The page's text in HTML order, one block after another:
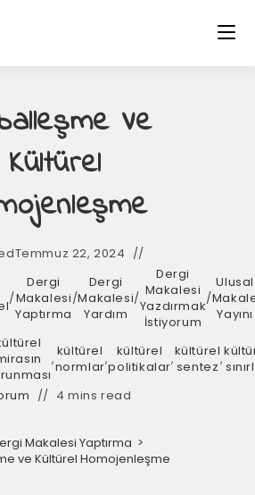
Ve
Kültürel
Temmuz 22, 2024
/
Dergi
Makalesi
Yaptırma
/
Dergi
Makalesi
Yardım
/
Dergi
Makalesi
Yazdırmak
İstiyorum
/
Ulusal
Yayını
, kültürel
normlar, kültürel
politikalar,kültürel
sentez,
4 mins read
Makalesi Yaptırma >
ve Kültürel Homojenleşme